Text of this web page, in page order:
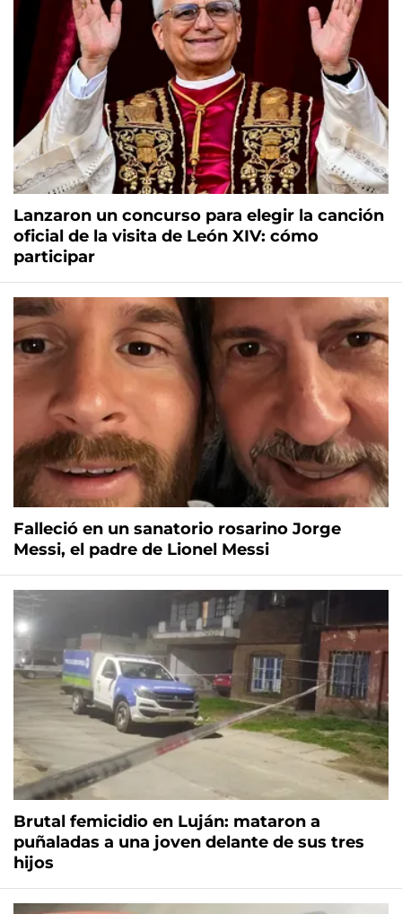
Lanzaron un concurso para elegir la canción
oficial de la visita de León XIV: cómo
participar
Falleció en un sanatorio rosarino Jorge
Messi, el padre de Lionel Messi
Brutal femicidio en Luján: mataron a
puñaladas a una joven delante de sus tres
hijos